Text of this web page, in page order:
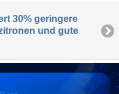
30% geringere
und gute